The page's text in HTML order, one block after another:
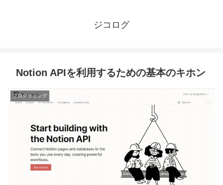
ジコログ
Notion APIを利用するための基本のキホン
プログラミング